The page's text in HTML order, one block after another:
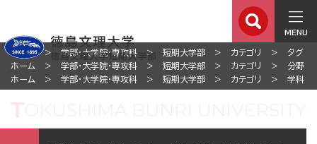
MENU
ホーム 学部・大学院・専攻科 短期大学部 カテゴリ
タグ
ホーム
学部・大学院・専攻科 短期大学部 カテゴリ
分野
ホーム
学部・大学院・専攻科 短期大学部 カテゴリ 学科